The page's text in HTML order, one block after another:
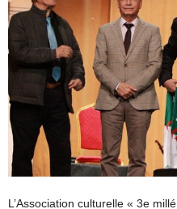
L’Association culturelle « 3e